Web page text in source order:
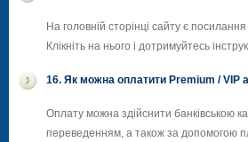
На головній сторінці сайту є
Клікніть на нього і дотримуйтесь
16. Як можна оплатити Premium / VIP
Оплату можна здійснити банківською
переведенням, а також за допомогою